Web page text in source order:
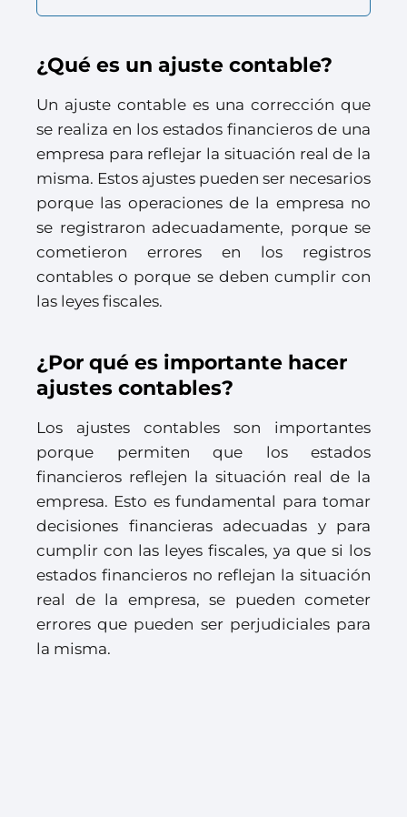
¿Qué es un ajuste contable?
Un ajuste contable es una corrección que
se realiza en los estados financieros de una
empresa para reflejar la situación real de la
misma. Estos ajustes pueden ser necesarios
porque las operaciones de la empresa no
se registraron adecuadamente, porque se
cometieron errores en los registros
contables o porque se deben cumplir con
las leyes fiscales.
¿Por qué es importante hacer
ajustes contables?
Los ajustes contables son importantes
porque permiten que los estados
financieros reflejen la situación real de la
empresa. Esto es fundamental para tomar
decisiones financieras adecuadas y para
cumplir con las leyes fiscales, ya que si los
estados financieros no reflejan la situación
real de la empresa, se pueden cometer
errores que pueden ser perjudiciales para
la misma.